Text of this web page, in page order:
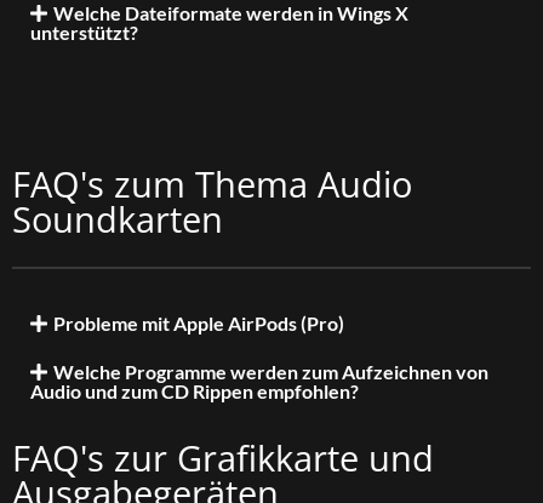
Welche Dateiformate werden in Wings X
unterstützt?
FAQ's zum Thema Audio
Soundkarten
Probleme mit Apple AirPods (Pro)
Welche Programme werden zum Aufzeichnen von
Audio und zum CD Rippen empfohlen?
FAQ's zur Grafikkarte und
Ausgabegeräten